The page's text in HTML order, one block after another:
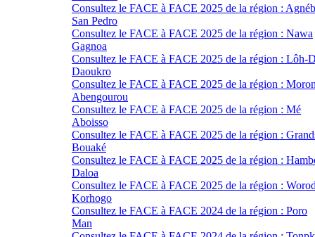
Consultez le FACE à FACE 2025 de la région :
San Pedro
Consultez le FACE à FACE 2025 de la région : Nawa
Gagnoa
Consultez le FACE à FACE 2025 de la région : Lôh-
Daoukro
Consultez le FACE à FACE 2025 de la région :
Abengourou
Consultez le FACE à FACE 2025 de la région : Mé
Aboisso
Consultez le FACE à FACE 2025 de la région :
Bouaké
Consultez le FACE à FACE 2025 de la région :
Daloa
Consultez le FACE à FACE 2025 de la région :
Korhogo
Consultez le FACE à FACE 2024 de la région : Poro
Man